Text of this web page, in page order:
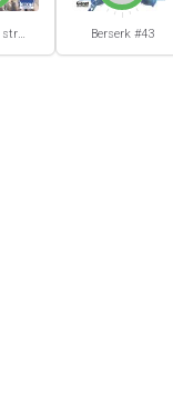
Gaslight stray dog detectives #1 Berserk #43